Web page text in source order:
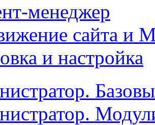
менеджер
сайта и
и настройка